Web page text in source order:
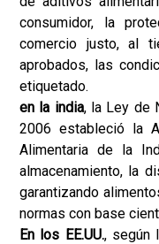
consumidor, la
comercio justo, al
aprobados, las
etiquetado.
en la india, la Ley de
2006 estableció la
Alimentaria de la
almacenamiento, la
garantizando
normas con base
En los EE.UU., según